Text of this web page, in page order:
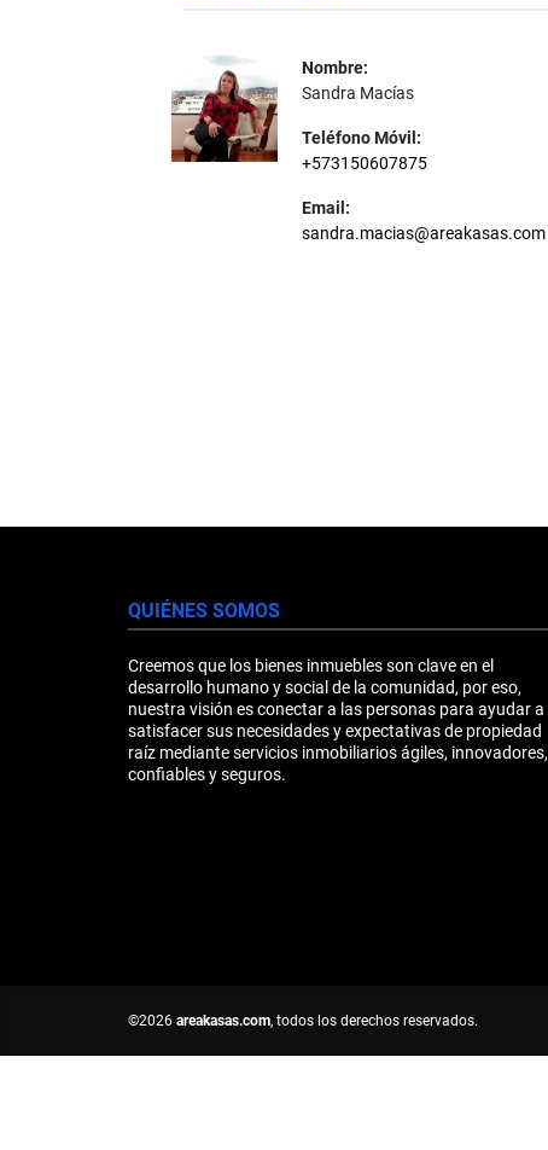
Nombre:
Sandra Macías
Teléfono Móvil:
+573150607875
Email:
sandra.macias@areakasas.com
QUIÉNES SOMOS
Creemos que los bienes inmuebles son clave en el
desarrollo humano y social de la comunidad, por eso,
nuestra visión es conectar a las personas para ayudar a
satisfacer sus necesidades y expectativas de propiedad
raíz mediante servicios inmobiliarios ágiles, innovadores,
confiables y seguros.
©2026 areakasas.com, todos los derechos reservados.